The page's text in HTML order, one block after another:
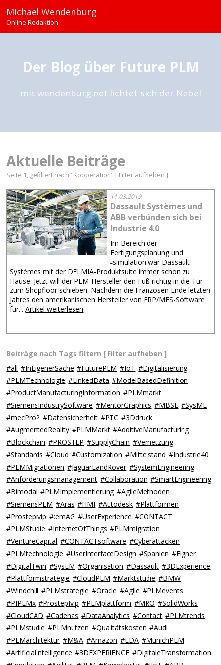
Michael Wendenburg
Online Redaktion
Der Blog über Future PLM
mit wendenburg.net lichtet sich der Nebel
Aktuelle Beiträge
Seite 1, gefiltert nach "Kooperation" [ Filter aufheben ]
11.03.2019
Dassault Systèmes und
ABB verbünden sich bei
Industrie 4.0
Im Bereich der
Fertigungsplanung und
˗simulation war Dassault
Systèmes mit der DELMIA-Produktsuite immer schon zu
Hause. Jetzt will der PLM-Hersteller den Fuß richtig in die Tür
zum Shopfloor schieben. Nachdem die Franzosen Ende letzten
Jahres den amerikanischen Hersteller von ERP/MES-Software
für...Artikel weiterlesen
Beiträge nach Tags filtern [ Filter aufheben ]
#all #InEigenerSache #FuturePLM #IoT #Digitalisierung
#PLMTechnologie #LinkedData #ModelBasedDefinition
#ProductManufacturingInformation #PLMmarkt
#SiemensIndustrySoftware #MentorGraphics #MBSE #SysML
#mecPro2 #Datensicherheit #PTC #3Ddruck
#AugmentedReality #PLMMarkt #AdditiveManufacturing
#Blockchain #PROSTEP #SupplyChain #Vernetzung
#Standards #Cloud #Customization #Mittelstand #Industrie40
#PLMMigrationen #JaguarLandRover #SystemEngineering
#Anforderungsmanagement #Collaboration #SmartEngineering
#Bimodal #PLMImplementierung #AgileMethoden
#SiemensPLM #Aras #HMI #Autodesk #Plattformen
#Prostepivip #:emAG #UserExperience #CONTACT
#PLMStudie #InternetOfThings #PLMmigration
#VentureCapital #CONTACTsoftware #Cyberattacken
#PLMtechnologie #UserInterfaceDesign #Spanien #Eigner
#DigitalTwin #SysLM #Organisation #Dassault #3DExperience
#Plattformstrategie #CloudPLM #Marktstudie #BMW
#Windchill #PLMstrategie #Oracle #Agile #PLMevents
#PIPLMx #ProstepIvip #PLMplattform #MRO #SolidWorks
#CloudCAD #Cadenas #DataAnalytics #Contact #PLMtrends
#PLMstudie #PLMnutzen #Qualitätskosten #Audi
#PLMarchitektur #M&A #Amazon #EDA #MunichPLM
#ArtificialIntelligence #3DEXPERIENCE #DigitaleTransformation